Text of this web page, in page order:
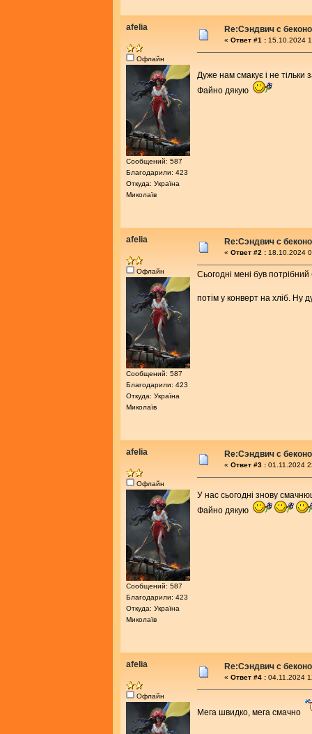
afelia
Офлайн
Сообщений: 587
Благодарили: 423
Откуда: Україна
Миколаїв
Re:Сэндвич с
« Ответ #1 : 15.10.2024
Дуже нам смакує і не тільки
Файно дякую
afelia
Офлайн
Сообщений: 587
Благодарили: 423
Откуда: Україна
Миколаїв
Re:Сэндвич с
« Ответ #2 : 18.10.2024
Сьогодні мені був
потім у конверт на хліб. Ну
afelia
Офлайн
Сообщений: 587
Благодарили: 423
Откуда: Україна
Миколаїв
Re:Сэндвич с
« Ответ #3 : 01.11.2024
У нас сьогодні знову
Файно дякую
afelia
Офлайн
Re:Сэндвич с
« Ответ #4 : 04.11.2024
Мега швидко, мега смачно